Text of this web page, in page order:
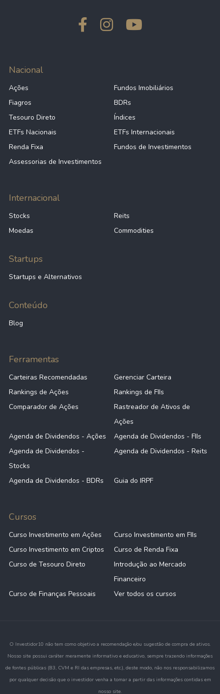
Nacional
Ações
Fundos Imobiliários
Fiagros
BDRs
Tesouro Direto
Índices
ETFs Nacionais
ETFs Internacionais
Renda Fixa
Fundos de Investimentos
Assessorias de Investimentos
Internacional
Stocks
Reits
Moedas
Commodities
Startups
Startups e Alternativos
Conteúdo
Blog
Ferramentas
Carteiras Recomendadas
Gerenciar Carteira
Rankings de Ações
Rankings de FIIs
Comparador de Ações
Rastreador de Ativos de
Ações
Agenda de Dividendos - Ações
Agenda de Dividendos - FIIs
Agenda de Dividendos -
Stocks
Agenda de Dividendos - Reits
Agenda de Dividendos - BDRs Guia do IRPF
Cursos
Curso Investimento em Ações
Curso Investimento em FIIs
Curso Investimento em Criptos
Curso de Renda Fixa
Curso de Tesouro Direto
Introdução ao Mercado
Financeiro
Curso de Finanças Pessoais
Ver todos os cursos
O Investidor10 não tem como objetivo a recomendação e/ou sugestão de compra de ativos.
Nosso site possui caráter meramente informativo e educativo, sempre trazendo informações
de fontes públicas (B3, CVM e RI das empresas, etc.), deste modo, não nos responsabilizamos
por qualquer decisão que o investidor venha a tomar a partir das informações contidas em
nosso site.